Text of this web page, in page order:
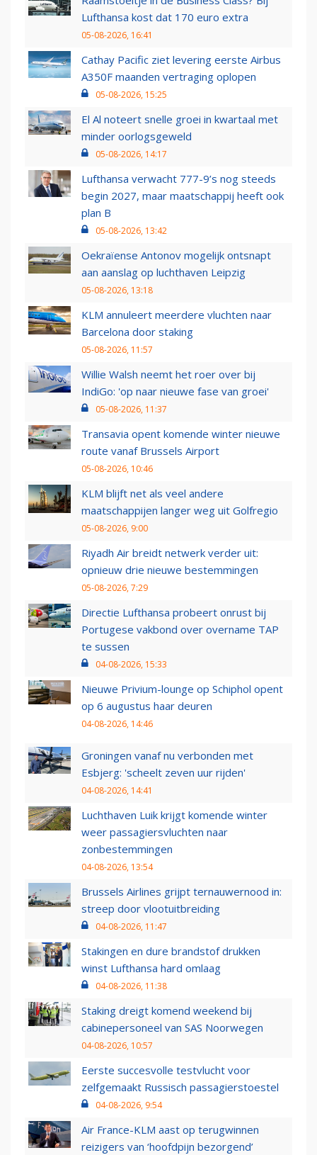
Lufthansa kost dat 170 euro extra
05-08-2026, 16:41
Cathay Pacific ziet levering eerste Airbus
A350F maanden vertraging oplopen
05-08-2026, 15:25
El Al noteert snelle groei in kwartaal met
minder oorlogsgeweld
05-08-2026, 14:17
Lufthansa verwacht 777-9’s nog steeds
begin 2027, maar maatschappij heeft ook
plan B
05-08-2026, 13:42
Oekraïense Antonov mogelijk ontsnapt
aan aanslag op luchthaven Leipzig
05-08-2026, 13:18
KLM annuleert meerdere vluchten naar
Barcelona door staking
05-08-2026, 11:57
Willie Walsh neemt het roer over bij
IndiGo: 'op naar nieuwe fase van groei'
05-08-2026, 11:37
Transavia opent komende winter nieuwe
route vanaf Brussels Airport
05-08-2026, 10:46
KLM blijft net als veel andere
maatschappijen langer weg uit Golfregio
05-08-2026, 9:00
Riyadh Air breidt netwerk verder uit:
opnieuw drie nieuwe bestemmingen
05-08-2026, 7:29
Directie Lufthansa probeert onrust bij
Portugese vakbond over overname TAP
te sussen
04-08-2026, 15:33
Nieuwe Privium-lounge op Schiphol opent
op 6 augustus haar deuren
04-08-2026, 14:46
Groningen vanaf nu verbonden met
Esbjerg: 'scheelt zeven uur rijden'
04-08-2026, 14:41
Luchthaven Luik krijgt komende winter
weer passagiersvluchten naar
zonbestemmingen
04-08-2026, 13:54
Brussels Airlines grijpt ternauwernood in:
streep door vlootuitbreiding
04-08-2026, 11:47
Stakingen en dure brandstof drukken
winst Lufthansa hard omlaag
04-08-2026, 11:38
Staking dreigt komend weekend bij
cabinepersoneel van SAS Noorwegen
04-08-2026, 10:57
Eerste succesvolle testvlucht voor
zelfgemaakt Russisch passagierstoestel
04-08-2026, 9:54
Air France-KLM aast op terugwinnen
reizigers van ‘hoofdpijn bezorgend’